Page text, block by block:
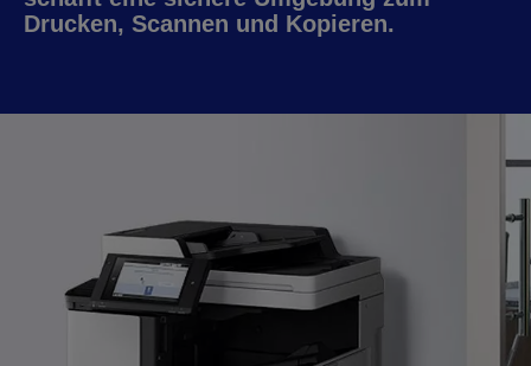
Drucken, Scannen und Kopieren.